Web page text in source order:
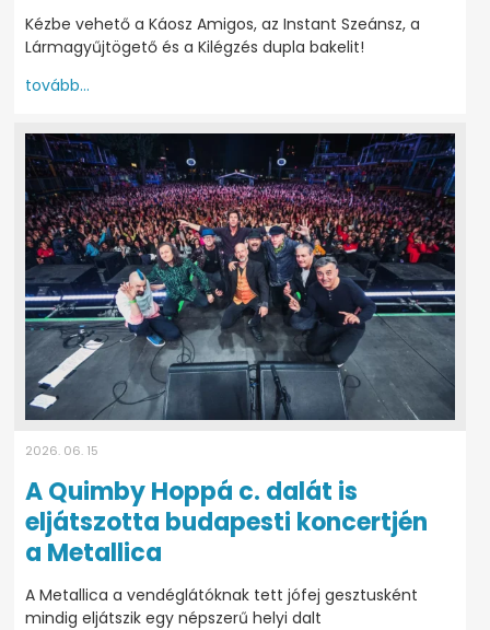
Kézbe vehető a Káosz Amigos, az Instant Szeánsz, a
Lármagyűjtögető és a Kilégzés dupla bakelit!
tovább...
2026. 06. 15
A Quimby Hoppá c. dalát is
eljátszotta budapesti koncertjén
a Metallica
A Metallica a vendéglátóknak tett jófej gesztusként
mindig eljátszik egy népszerű helyi dalt